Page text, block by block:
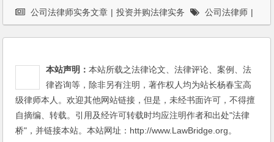
公司法律师实务文章 | 投资并购法律实务 公司法律师 |
本站声明：本站所载之法律论文、法律评论、案例、法
律咨询等，除非另有注明，著作权人均为站长杨春宝高
级律师本人。欢迎其他网站链接，但是，未经书面许可，不得擅
自摘编、转载。引用及经许可转载时均应注明作者和出处"法律
桥"，并链接本站。本站网址：http://www.LawBridge.org。